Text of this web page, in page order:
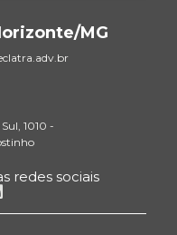
MG
1010 -
redes sociais